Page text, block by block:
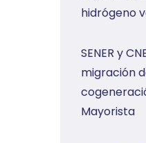
hidrógeno
SENER y
migración
Mayorista